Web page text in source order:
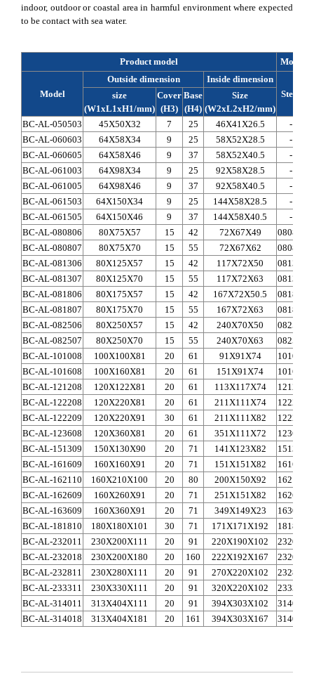
indoor, outdoor or coastal area in harmful environment where expected
to be contact with sea water.
Product model
Model
Outside dimension
Inside dimension
Steel
size
(W1xL1xH1/mm)
Cover
(H3)
Base
(H4)
Size
(W2xL2xH2/mm)
BC-AL-050503
45X50X32 7 25 46X41X26.5
-
BC-AL-060603
64X58X34 9 25 58X52X28.5
-
BC-AL-060605
64X58X46 9 37 58X52X40.5
-
BC-AL-061003
64X98X34 9 25 92X58X28.5
-
BC-AL-061005
64X98X46 9 37 92X58X40.5
-
BC-AL-061503
64X150X34 9 25 144X58X28.5
-
BC-AL-061505
64X150X46 9 37 144X58X40.5
-
BC-AL-080806
80X75X57 15 42 72X67X49 0808A
BC-AL-080807
80X75X70 15 55 72X67X62 0808A
BC-AL-081306
80X125X57 15 42 117X72X50 0813A
BC-AL-081307
80X125X70 15 55 117X72X63 0813A
BC-AL-081806
80X175X57 15 42 167X72X50.5 0818A
BC-AL-081807
80X175X70 15 55 167X72X63 0818A
BC-AL-082506
80X250X57 15 42 240X70X50 0825A
BC-AL-082507
80X250X70 15 55 240X70X63 0825A
BC-AL-101008
100X100X81 20 61 91X91X74 1010A
BC-AL-101608
100X160X81 20 61 151X91X74 1016A
BC-AL-121208
120X122X81 20 61 113X117X74 1212A
BC-AL-122208
120X220X81 20 61 211X111X74 1222A
BC-AL-122209
120X220X91 30 61 211X111X82 1222A
BC-AL-123608
120X360X81 20 61 351X111X72 1236A
BC-AL-151309
150X130X90 20 71 141X123X82 1513A
BC-AL-161609
160X160X91 20 71 151X151X82 1616A
BC-AL-162110
160X210X100 20 80 200X150X92 1621A
BC-AL-162609
160X260X91 20 71 251X151X82 1626A
BC-AL-163609
160X360X91 20 71 349X149X23 1630A
BC-AL-181810
180X180X101 30 71 171X171X192 1818A
BC-AL-232011
230X200X111 20 91 220X190X102 2320A
BC-AL-232018
230X200X180 20 160 222X192X167 2320A
BC-AL-232811
230X280X111 20 91 270X220X102 2328A
BC-AL-233311
230X330X111 20 91 320X220X102 2333A
BC-AL-314011
313X404X111 20 91 394X303X102 3140A
BC-AL-314018
313X404X181 20 161 394X303X167 3140A